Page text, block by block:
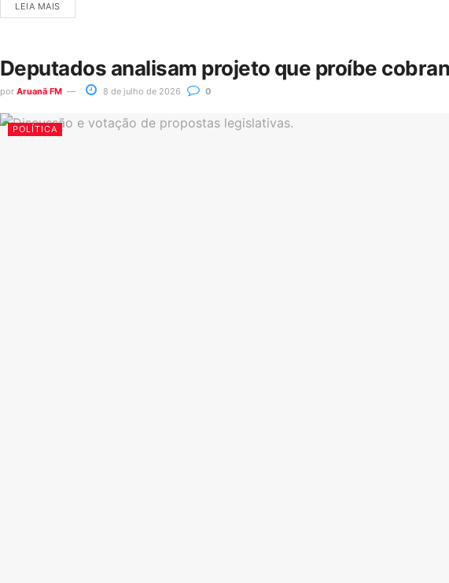
LEIA MAIS
Deputados analisam projeto que proíbe
por Aruanã FM 8 de julho de 2026 0
POLÍTICA